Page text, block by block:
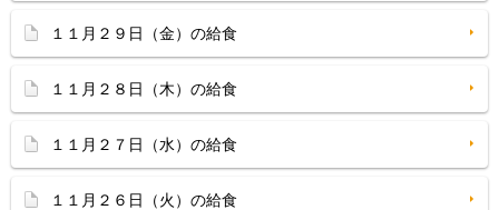
１１月２９日（金）の給食
１１月２８日（木）の給食
１１月２７日（水）の給食
１１月２６日（火）の給食